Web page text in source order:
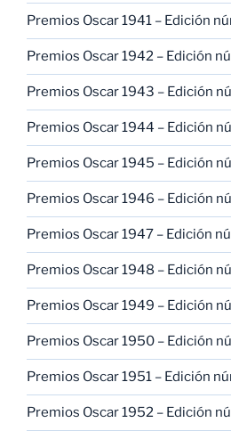
Premios Oscar 1941 – Edición
Premios Oscar 1942 – Edición
Premios Oscar 1943 – Edición
Premios Oscar 1944 – Edición
Premios Oscar 1945 – Edición
Premios Oscar 1946 – Edición
Premios Oscar 1947 – Edición
Premios Oscar 1948 – Edición
Premios Oscar 1949 – Edición
Premios Oscar 1950 – Edición
Premios Oscar 1951 – Edición
Premios Oscar 1952 – Edición